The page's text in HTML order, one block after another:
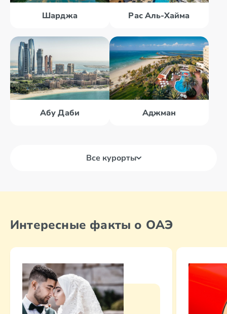
Шарджа Рас Аль-Хайма
Абу Даби Аджман
Все курорты
Абу Даби
Аджман
Аль Айн
Дубай
Интересные факты о ОАЭ